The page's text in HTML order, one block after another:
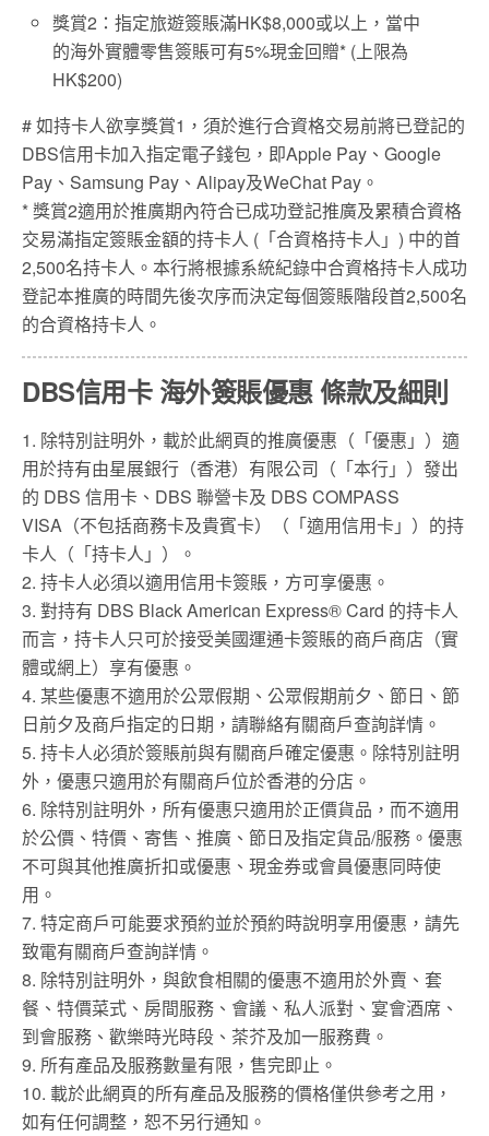
獎賞2：指定旅遊簽賬滿HK$8,000或以上 ，當中
的海外實體零售簽賬可有5%現金回贈* (上限為
HK$200)
# 如持卡人欲享獎賞1，須於進行合資格交易前將已登記的
DBS信用卡加入指定電子錢包，即Apple Pay、Google
Pay、Samsung Pay、Alipay及WeChat Pay。
* 獎賞2適用於推廣期內符合已成功登記推廣及累積合資格
交易滿指定簽賬金額的持卡人 (「合資格持卡人」) 中的首
2,500名持卡人。本行將根據系統紀錄中合資格持卡人成功
登記本推廣的時間先後次序而決定每個簽賬階段首2,500名
的合資格持卡人。
DBS信用卡 海外簽賬優惠 條款及細則
1. 除特別註明外，載於此網頁的推廣優惠（「優惠」）適
用於持有由星展銀行（香港）有限公司（「本行」）發出
的 DBS 信用卡、DBS 聯營卡及 DBS COMPASS
VISA（不包括商務卡及貴賓卡）（「適用信用卡」）的持
卡人（「持卡人」）。
2. 持卡人必須以適用信用卡簽賬，方可享優惠。
3. 對持有 DBS Black American Express® Card 的持卡人
而言，持卡人只可於接受美國運通卡簽賬的商戶商店（實
體或網上）享有優惠。
4. 某些優惠不適用於公眾假期、公眾假期前夕、節日、節
日前夕及商戶指定的日期，請聯絡有關商戶查詢詳情。
5. 持卡人必須於簽賬前與有關商戶確定優惠。除特別註明
外，優惠只適用於有關商戶位於香港的分店。
6. 除特別註明外，所有優惠只適用於正價貨品，而不適用
於公價、特價、寄售、推廣、節日及指定貨品/服務。優惠
不可與其他推廣折扣或優惠、現金券或會員優惠同時使
用。
7. 特定商戶可能要求預約並於預約時說明享用優惠，請先
致電有關商戶查詢詳情。
8. 除特別註明外，與飲食相關的優惠不適用於外賣、套
餐、特價菜式、房間服務、會議、私人派對、宴會酒席、
到會服務、歡樂時光時段、茶芥及加一服務費。
9. 所有產品及服務數量有限，售完即止。
10. 載於此網頁的所有產品及服務的價格僅供參考之用，
如有任何調整，恕不另行通知。